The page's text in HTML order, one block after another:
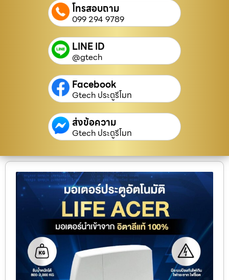
โทรสอบถาม
099 294 9789
LINE ID
@gtech
Facebook
Gtech ประตูรีโมท
ส่งข้อความ
Gtech ประตูรีโมท